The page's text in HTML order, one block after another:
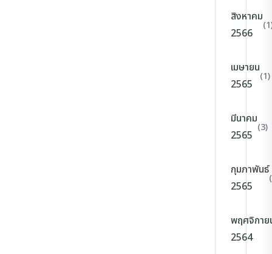
สิงหาคม
2566
เมษายน
2565
(1)
มีนาคม
2565
(3)
กุมภาพันธ์
2565
พฤศจิกาย
2564